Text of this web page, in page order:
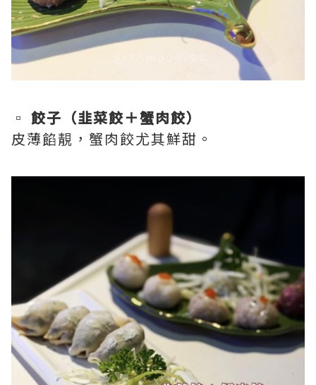
▫️ 餃子（韭菜餃＋蟹肉餃）
皮薄餡靚，蟹肉餃尤其鮮甜。